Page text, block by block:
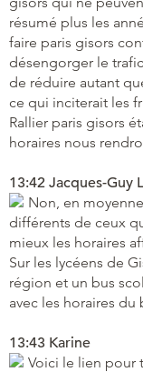
résumé plus les
faire paris gisors
désengorger le
de réduire autant
ce qui inciterait les
Rallier paris gisors
horaires nous
13:42 Jacques-Guy
Non, en
différents de ceux
mieux les horaires
Sur les lycéens de
région et un bus
avec les horaires du
13:43 Karine
Voici le lien pour